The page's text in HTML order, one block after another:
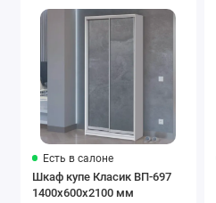
Есть в салоне
Шкаф купе Класик ВП-697
1400х600х2100 мм